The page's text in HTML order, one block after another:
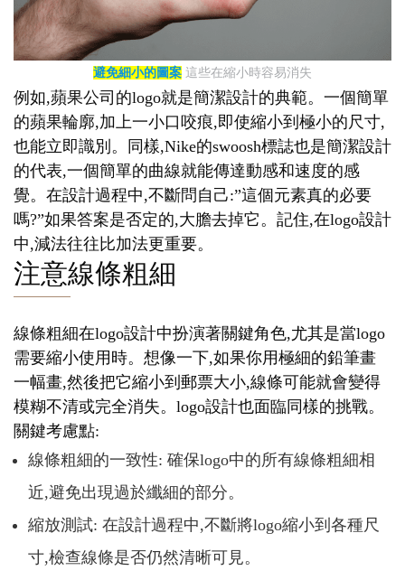
避免細小的圖案 這些在縮小時容易消失
例如,蘋果公司的logo就是簡潔設計的典範。一個簡單
的蘋果輪廓,加上一小口咬痕,即使縮小到極小的尺寸,
也能立即識別。同樣,Nike的swoosh標誌也是簡潔設計
的代表,一個簡單的曲線就能傳達動感和速度的感
覺。在設計過程中,不斷問自己:”這個元素真的必要
嗎?”如果答案是否定的,大膽去掉它。記住,在logo設計
中,減法往往比加法更重要。
注意線條粗細
線條粗細在logo設計中扮演著關鍵角色,尤其是當logo
需要縮小使用時。想像一下,如果你用極細的鉛筆畫
一幅畫,然後把它縮小到郵票大小,線條可能就會變得
模糊不清或完全消失。logo設計也面臨同樣的挑戰。
關鍵考慮點:
線條粗細的一致性: 確保logo中的所有線條粗細相
近,避免出現過於纖細的部分。
縮放測試: 在設計過程中,不斷將logo縮小到各種尺
寸,檢查線條是否仍然清晰可見。